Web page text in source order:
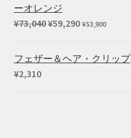
ーオレンジ
¥73,040元
価
¥59,290現
の
¥53,900
フェザー＆ヘア・クリップ
¥2,310